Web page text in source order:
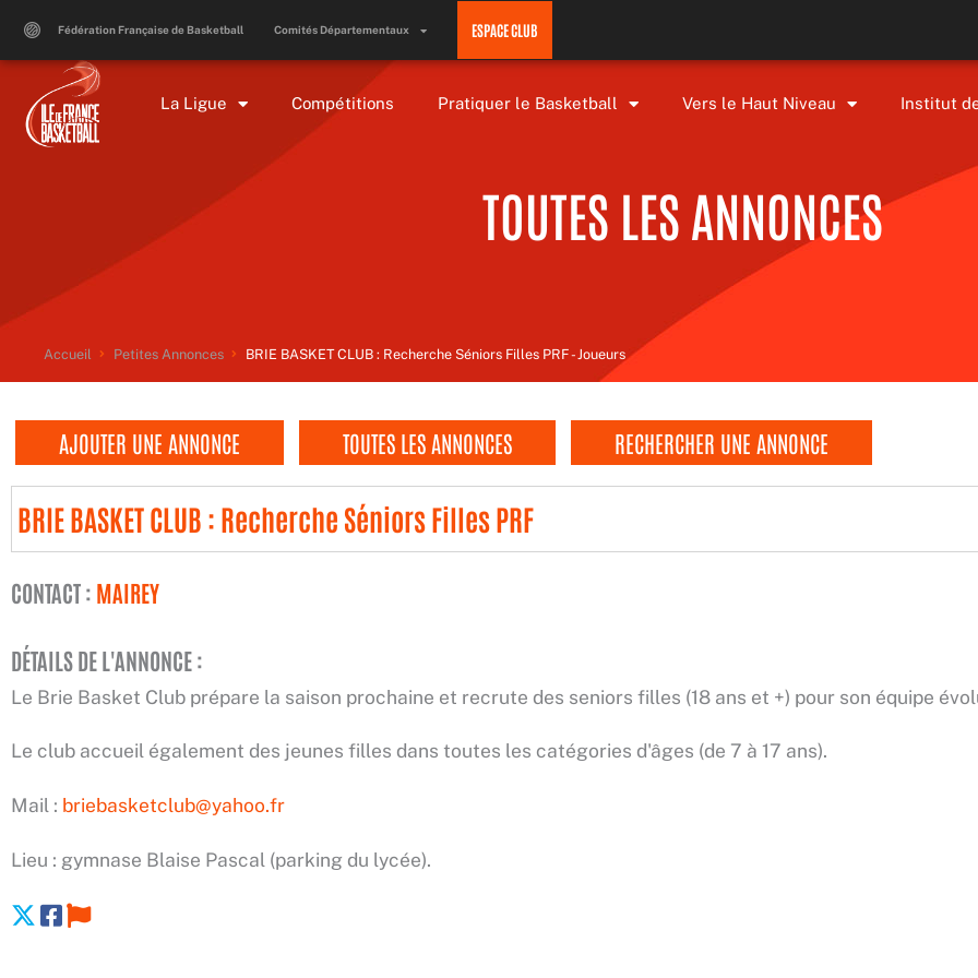
Fédération Française de Basketball Comités Départementaux ESPACE CLUB
La Ligue Compétitions Pratiquer le Basketball Vers le Haut Niveau Institut
TOUTES LES ANNONCES
Accueil Petites Annonces BRIE BASKET CLUB : Recherche Séniors Filles PRF - Joueurs
AJOUTER UNE ANNONCE TOUTES LES ANNONCES RECHERCHER UNE ANNONCE
BRIE BASKET CLUB : Recherche Séniors Filles PRF
CONTACT : MAIREY
DÉTAILS DE L'ANNONCE :
Le Brie Basket Club prépare la saison prochaine et recrute des seniors filles (18 ans et +) pour son équipe
Le club accueil également des jeunes filles dans toutes les catégories d'âges (de 7 à 17 ans).
Mail : briebasketclub@yahoo.fr
Lieu : gymnase Blaise Pascal (parking du lycée).